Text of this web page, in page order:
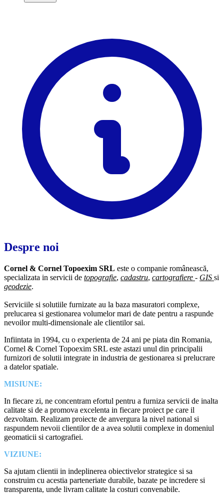
Despre noi
Cornel & Cornel Topoexim SRL este o companie românească,
specializata in servicii de topografie, cadastru, cartografiere - GIS si
geodezie.
Serviciile si solutiile furnizate au la baza masuratori complexe,
prelucarea si gestionarea volumelor mari de date pentru a raspunde
nevoilor multi-dimensionale ale clientilor sai.
Infiintata in 1994, cu o experienta de 24 ani pe piata din Romania,
Cornel & Cornel Topoexim SRL este astazi unul din principalii
furnizori de solutii integrate in industria de gestionarea si prelucrare
a datelor spatiale.
MISIUNE:
In fiecare zi, ne concentram efortul pentru a furniza servicii de inalta
calitate si de a promova excelenta in fiecare proiect pe care il
dezvoltam. Realizam proiecte de anvergura la nivel national si
raspundem nevoii clientilor de a avea solutii complexe in domeniul
geomaticii si cartografiei.
VIZIUNE:
Sa ajutam clientii in indeplinerea obiectivelor strategice si sa
construim cu acestia parteneriate durabile, bazate pe incredere si
transparenta, unde livram calitate la costuri convenabile.